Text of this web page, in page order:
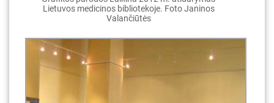
Lietuvos medicinos bibliotekoje. Foto Janinos
Valančiūtės